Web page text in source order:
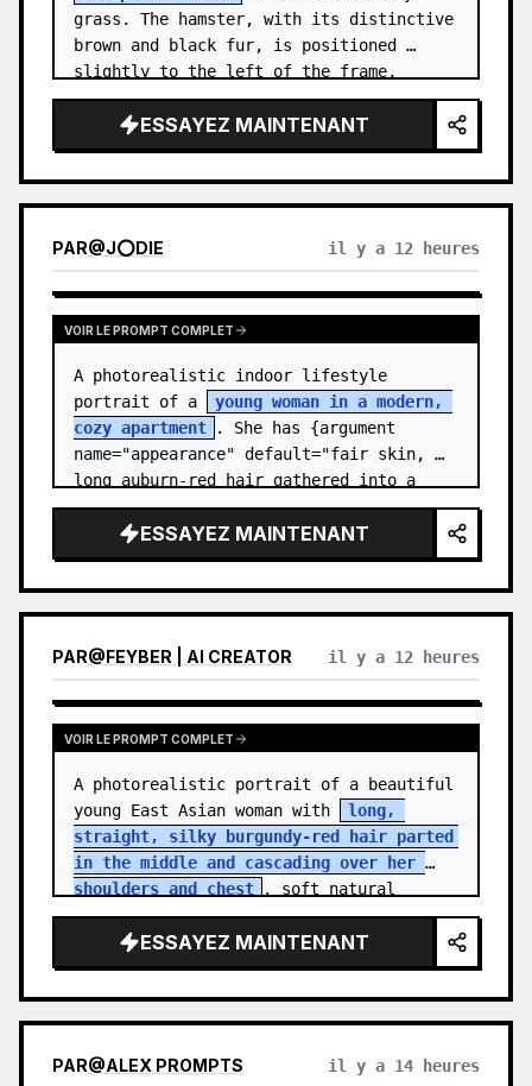
grass. The hamster, with its distinctive
brown and black fur, is positioned
slightly to the left of the frame,
facing right. …
ESSAYEZ MAINTENANT
PAR@J⭕DIE il y a 12 heures
VOIR LE PROMPT COMPLET
A photorealistic indoor lifestyle
portrait of a
young woman in a modern,
cozy apartment
. She has {argument
name="appearance" default="fair skin,
long auburn-red hair gathered into a
relaxed low ponytail, with a few loose
ESSAYEZ MAINTENANT
PAR@FEYBER | AI CREATOR il y a 12 heures
VOIR LE PROMPT COMPLET
A photorealistic portrait of a beautiful
young East Asian woman with
long,
straight, silky burgundy-red hair parted
in the middle and cascading over her
shoulders and chest
, soft natural
makeup with subtle rosy blush on h…
ESSAYEZ MAINTENANT
PAR@ALEX PROMPTS il y a 14 heures